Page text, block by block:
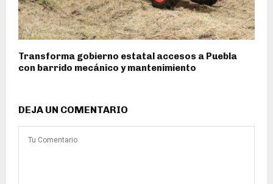
Transforma gobierno estatal accesos a Puebla
con barrido mecánico y mantenimiento
DEJA UN COMENTARIO